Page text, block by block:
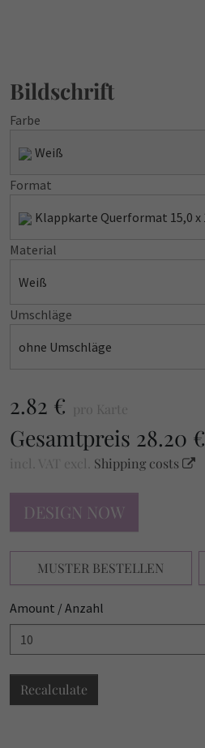
Bildschrift
Farbe
Weiß
Format
Klappkarte Querformat 15,0 x
Material
Weiß
Umschläge
ohne Umschläge
2.82 € pro Karte
Gesamtpreis 28.20 €
incl. VAT excl. Shipping costs
DESIGN NOW
MUSTER BESTELLEN
Amount / Anzahl
Recalculate